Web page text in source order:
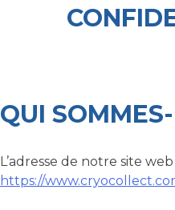
QUI
L’adresse de notre site web
https://